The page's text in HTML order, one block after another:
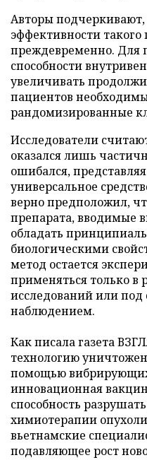
Авторы подчеркивают,
эффективности такого
преждевременно. Для
способности
увеличивать
пациентов
рандомизированные
Исследователи
оказался лишь
ошибался,
универсальное
верно предположил,
препарата, вводимые
обладать
биологическими
метод остается
применяться только в
исследований или
наблюдением.
Как писала газета
технологию
помощью
инновационная
способность
химиотерапии
вьетнамские
подавляющее рост